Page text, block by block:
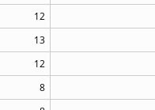
12
13
12
8